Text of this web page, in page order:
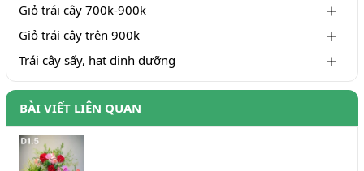
Giỏ trái cây 700k-900k
Giỏ trái cây trên 900k
Trái cây sấy, hạt dinh dưỡng
BÀI VIẾT LIÊN QUAN